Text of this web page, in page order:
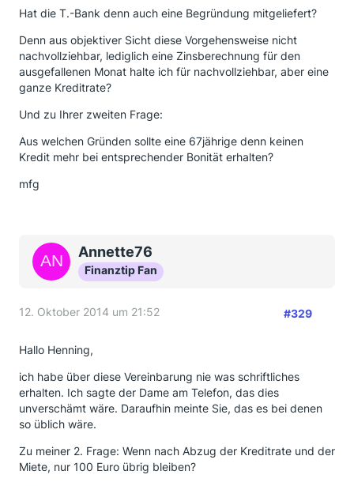
Hat die T.-Bank denn auch eine Begründung mitgeliefert?
Denn aus objektiver Sicht diese Vorgehensweise nicht
nachvollziehbar, lediglich eine Zinsberechnung für den
ausgefallenen Monat halte ich für nachvollziehbar, aber eine
ganze Kreditrate?
Und zu Ihrer zweiten Frage:
Aus welchen Gründen sollte eine 67jährige denn keinen
Kredit mehr bei entsprechender Bonität erhalten?
mfg
Annette76
Finanztip Fan
12. Oktober 2014 um 21:52 #329
Hallo Henning,
ich habe über diese Vereinbarung nie was schriftliches
erhalten. Ich sagte der Dame am Telefon, das dies
unverschämt wäre. Daraufhin meinte Sie, das es bei denen
so üblich wäre.
Zu meiner 2. Frage: Wenn nach Abzug der Kreditrate und der
Miete, nur 100 Euro übrig bleiben?